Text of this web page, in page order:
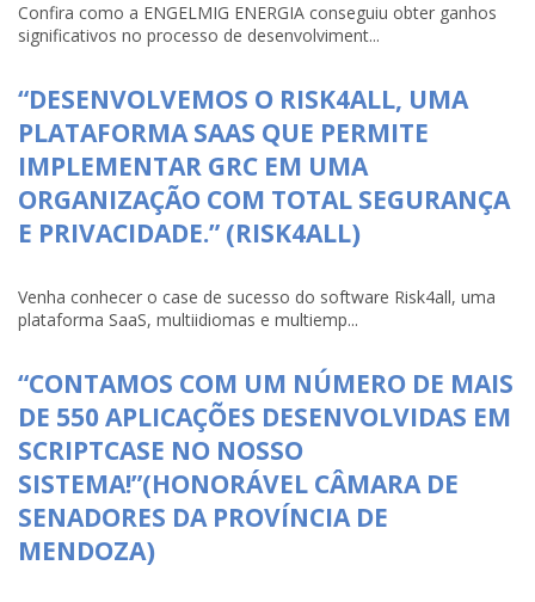
Confira como a ENGELMIG ENERGIA conseguiu obter ganhos
significativos no processo de desenvolviment...
“DESENVOLVEMOS O RISK4ALL, UMA
PLATAFORMA SAAS QUE PERMITE
IMPLEMENTAR GRC EM UMA
ORGANIZAÇÃO COM TOTAL SEGURANÇA
E PRIVACIDADE.” (RISK4ALL)
Venha conhecer o case de sucesso do software Risk4all, uma
plataforma SaaS, multiidiomas e multiemp...
“CONTAMOS COM UM NÚMERO DE MAIS
DE 550 APLICAÇÕES DESENVOLVIDAS EM
SCRIPTCASE NO NOSSO
SISTEMA!”(HONORÁVEL CÂMARA DE
SENADORES DA PROVÍNCIA DE
MENDOZA)